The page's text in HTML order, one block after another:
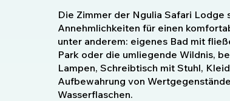
Die Zimmer der Ngulia Safari
Annehmlichkeiten für einen
unter anderem: eigenes Bad mit
Park oder die umliegende Wildnis,
Lampen, Schreibtisch mit Stuhl,
Aufbewahrung von
Wasserflaschen.